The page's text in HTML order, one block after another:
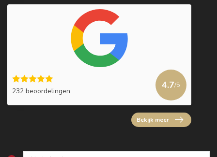
232 beoordelingen
4.7/5
Bekijk meer